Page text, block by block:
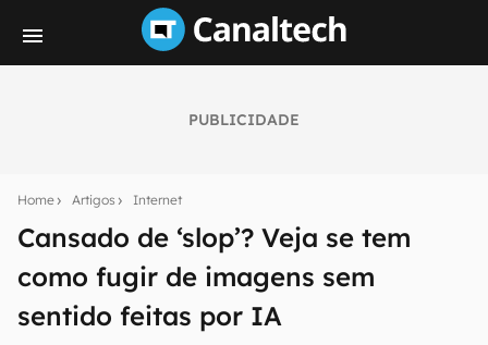
PUBLICIDADE
Home Artigos Internet
Cansado de ‘slop’? Veja se tem
como fugir de imagens sem
sentido feitas por IA
notícias e reviews sobre tecnologia em primeira
E-mail